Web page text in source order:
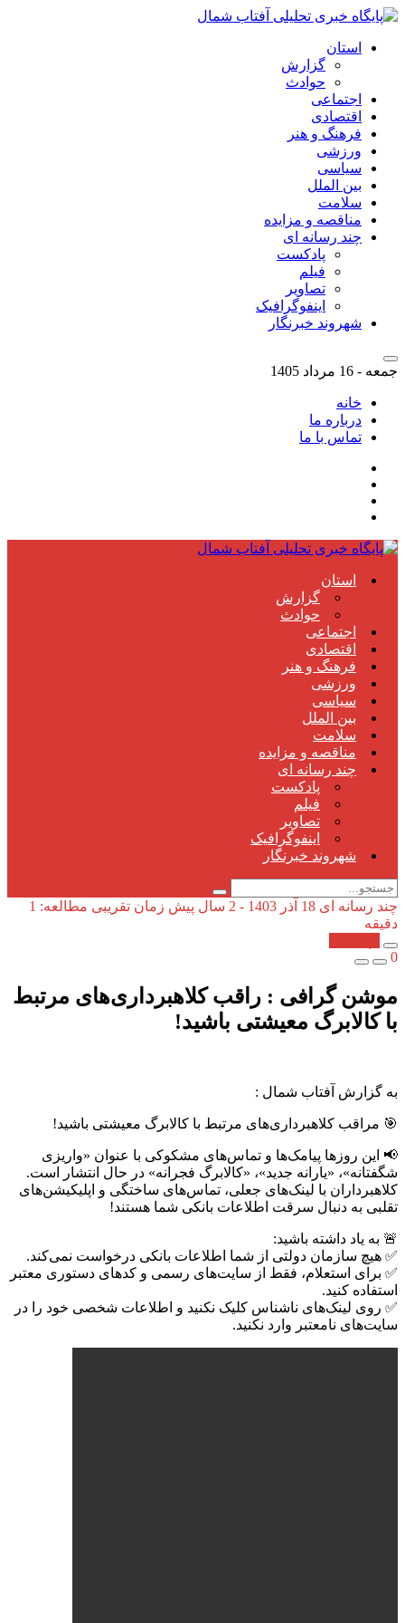
استان
گزارش
حوادث
اجتماعی
اقتصادی
فرهنگ و هنر
ورزشی
سیاسی
بین الملل
سلامت
مناقصه و مزایده
چند رسانه ای
پادکست
فیلم
تصاویر
اینفوگرافیک
شهروند خبرنگار
جمعه - 16 مرداد 1405
خانه
درباره ما
تماس با ما
استان
گزارش
حوادث
اجتماعی
اقتصادی
فرهنگ و هنر
ورزشی
سیاسی
بین الملل
سلامت
مناقصه و مزایده
چند رسانه ای
پادکست
فیلم
تصاویر
اینفوگرافیک
شهروند خبرنگار
چند رسانه ای 18 آذر 1403 - 2 سال پیش
زمان تقریبی مطالعه: 1
دقیقه
0
موشن گرافی : راقب کلاهبرداری‌های مرتبط
با کالابرگ معیشتی باشید!
به گزارش آفتاب شمال :
🎯 مراقب کلاهبرداری‌های مرتبط با کالابرگ معیشتی باشید!
📢 این روزها پیامک‌ها و تماس‌های مشکوکی با عنوان «واریزی
شگفتانه»، «یارانه جدید»، «کالابرگ فجرانه» در حال انتشار است.
کلاهبرداران با لینک‌های جعلی، تماس‌های ساختگی و اپلیکیشن‌های
تقلبی به دنبال سرقت اطلاعات بانکی شما هستند!
🚨 به یاد داشته باشید:
✅ هیچ سازمان دولتی از شما اطلاعات بانکی درخواست نمی‌کند.
✅ برای استعلام، فقط از سایت‌های رسمی و کدهای دستوری معتبر
استفاده کنید.
✅ روی لینک‌های ناشناس کلیک نکنید و اطلاعات شخصی خود را در
سایت‌های نامعتبر وارد نکنید.